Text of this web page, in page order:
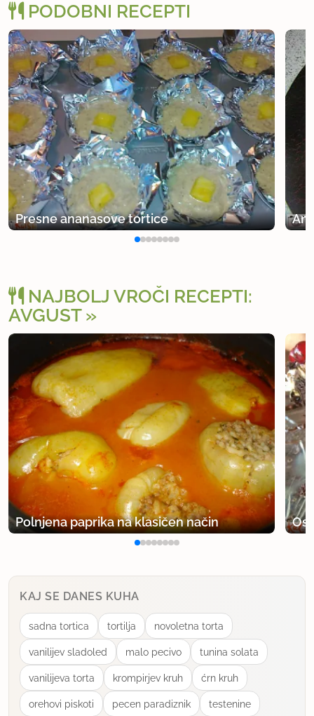
PODOBNI RECEPTI
Presne ananasove tortice
NAJBOLJ VROČI RECEPTI:
AVGUST
Polnjena paprika na klasičen način
KAJ SE DANES KUHA
sadna tortica tortilja novoletna torta
vanilijev sladoled malo pecivo tunina solata
vanilijeva torta krompirjev kruh ćrn kruh
orehovi piskoti pecen paradiznik testenine